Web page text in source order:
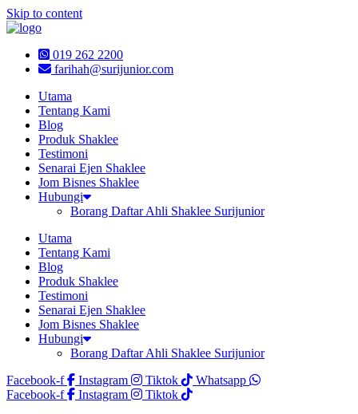
Skip to content
019 262 2200
farihah@surijunior.com
Utama
Tentang Kami
Blog
Produk Shaklee
Testimoni
Senarai Ejen Shaklee
Jom Bisnes Shaklee
Hubungi
Borang Daftar Ahli Shaklee Surijunior
Utama
Tentang Kami
Blog
Produk Shaklee
Testimoni
Senarai Ejen Shaklee
Jom Bisnes Shaklee
Hubungi
Borang Daftar Ahli Shaklee Surijunior
Facebook-f
Instagram Tiktok
Whatsapp
Facebook-f
Instagram
Tiktok